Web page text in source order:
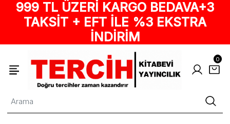
999 TL ÜZERİ KARGO BEDAVA+3
TAKSİT + EFT İLE %3 EKSTRA
İNDİRİM
0